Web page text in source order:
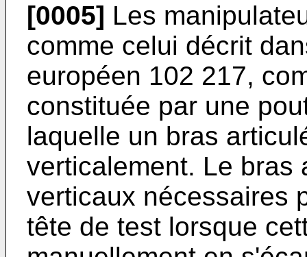
[0005] Les
comme celui décrit
européen 102 217,
constituée par une
laquelle un bras
verticalement. Le bras
verticaux nécessaires
tête de test lorsque